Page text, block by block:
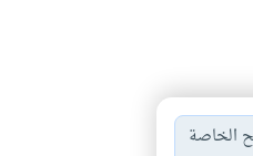
الخاصة